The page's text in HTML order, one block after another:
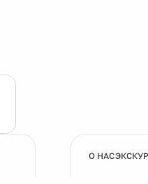
О НАС